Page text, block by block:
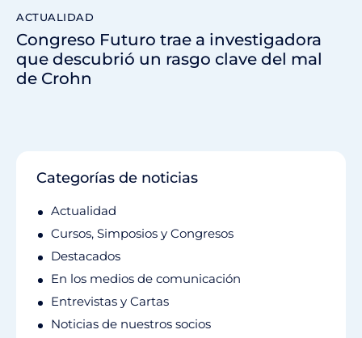
ACTUALIDAD
Congreso Futuro trae a investigadora
que descubrió un rasgo clave del mal
de Crohn
Categorías de noticias
Actualidad
Cursos, Simposios y Congresos
Destacados
En los medios de comunicación
Entrevistas y Cartas
Noticias de nuestros socios